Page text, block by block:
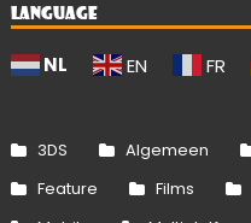
LANGUAGE
NL EN FR
3DS Algemeen
Feature
Films